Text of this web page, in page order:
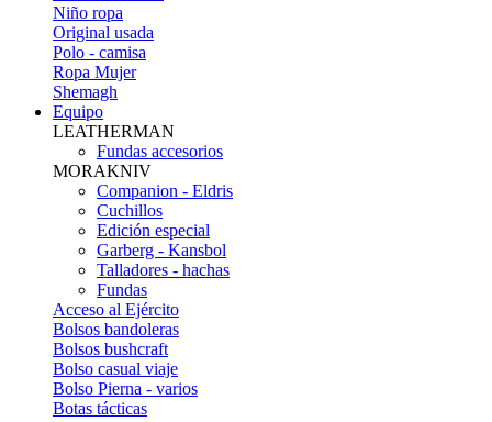
Niño ropa
Original usada
Polo - camisa
Ropa Mujer
Shemagh
Equipo
LEATHERMAN
Fundas accesorios
MORAKNIV
Companion - Eldris
Cuchillos
Edición especial
Garberg - Kansbol
Talladores - hachas
Fundas
Acceso al Ejército
Bolsos bandoleras
Bolsos bushcraft
Bolso casual viaje
Bolso Pierna - varios
Botas tácticas